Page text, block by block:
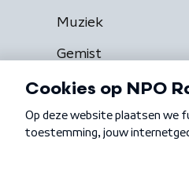
Muziek
Gemist
Algemene voorwaarden